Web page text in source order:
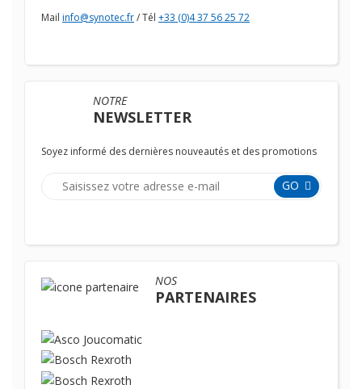
Mail info@synotec.fr/ Tél +33 (0)4 37 56 25 72
NOTRE
NEWSLETTER
Soyez informé des dernières nouveautés et des promotions
GO
NOS
PARTENAIRES